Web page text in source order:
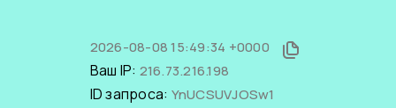
2026-08-08 15:49:34 +0000
Ваш IP: 216.73.216.198
ID запроса: YnUCSUVJOSw1